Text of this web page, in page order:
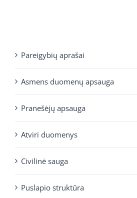
Pareigybių aprašai
Asmens duomenų apsauga
Pranešėjų apsauga
Atviri duomenys
Civilinė sauga
Puslapio struktūra